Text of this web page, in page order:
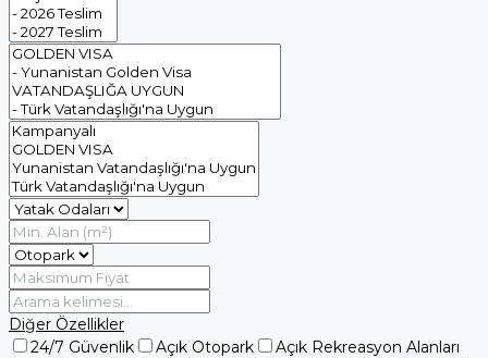
Diğer Özellikler
24/7 Güvenlik
Açık Otopark
Açık Rekreasyon Alanları